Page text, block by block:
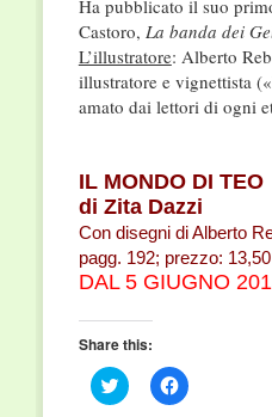
Ha pubblicato il suo
Castoro, La banda dei
L’illustratore: Alberto
illustratore e vignettista
amato dai lettori di ogni
IL MONDO DI TEO
di Zita Dazzi
Con disegni di Alberto
pagg. 192; prezzo:
DAL 5 GIUGNO
Share this:
Click
to
Click
to